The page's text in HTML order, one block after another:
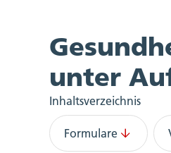
unter
Inhaltsverzeichnis
Formulare